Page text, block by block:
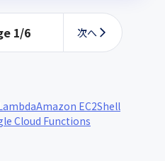
1/6 次へ
Amazon EC2Shell
Cloud Functions